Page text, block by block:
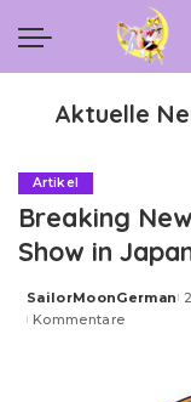
Aktuelle
Artikel
Breaking
Show in
Posted
by
SailorMoonGerman
Kommentare